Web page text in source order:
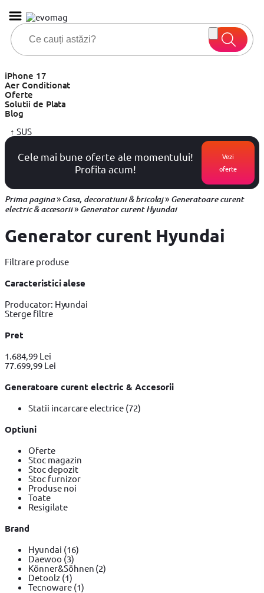
iPhone 17
Aer Conditionat
Oferte
Solutii de Plata
Blog
↑ SUS
Cele mai bune oferte ale momentului!
Profita acum!
Vezi
oferte
Prima pagina»Casa, decoratiuni & bricolaj» Generatoare curent
electric & accesorii» Generator curent Hyundai
Generator curent Hyundai
Filtrare produse
Caracteristici alese
Producator: Hyundai
Sterge filtre
Pret
1.684,99 Lei
77.699,99 Lei
Generatoare curent electric & Accesorii
Statii incarcare electrice (72)
Optiuni
Oferte
Stoc magazin
Stoc depozit
Stoc furnizor
Produse noi
Toate
Resigilate
Brand
Hyundai (16)
Daewoo (3)
Könner&Söhnen (2)
Detoolz (1)
Tecnoware (1)